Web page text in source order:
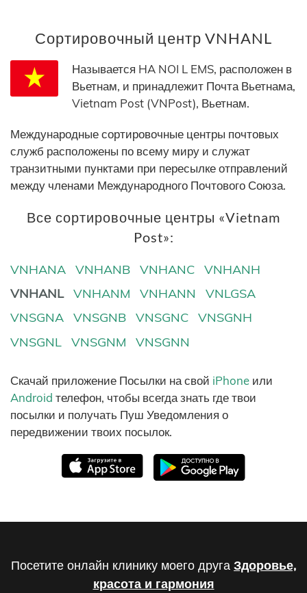
Сортировочный центр VNHANL
Называется HA NOI L EMS, расположен в
Вьетнам, и принадлежит Почта Вьетнама,
Vietnam Post (VNPost), Вьетнам.
Международные сортировочные центры почтовых
служб расположены по всему миру и служат
транзитными пунктами при пересылке отправлений
между членами Международного Почтового Союза.
Все сортировочные центры «Vietnam
Post»:
VNHANA VNHANB VNHANC
VNHANH
VNHANL
VNHANM VNHANN
VNLGSA
VNSGNA
VNSGNB VNSGNC
VNSGNH
VNSGNL
VNSGNM VNSGNN
Скачай приложение Посылки на свой iPhone или
Android телефон, чтобы всегда знать где твои
посылки и получать Пуш Уведомления о
передвижении твоих посылок.
Посетите онлайн клинику моего друга Здоровье,
красота и гармония